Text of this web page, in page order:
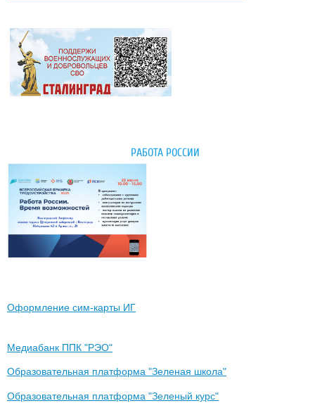
РАБОТА РОССИИ
Оформление сим-карты ИГ
Медиабанк ППК "РЭО"
Образовательная платформа "Зеленая школа"
Образовательная платформа "Зеленый курс"